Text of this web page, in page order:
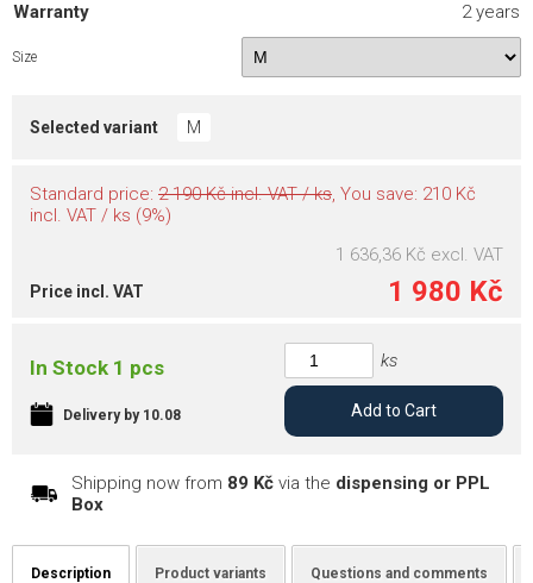
Warranty
2 years
Size
Selected variant M
Standard price: 2 190 Kč incl. VAT / ks, You save: 210 Kč
incl. VAT / ks (9%)
1 636,36 Kč excl. VAT
1 980 Kč
Price incl. VAT
In Stock 1 pcs
Delivery by 10.08
ks
Add to Cart
Shipping now from 89 Kč via the dispensing or PPL
Box
Description Product variants Questions and comments